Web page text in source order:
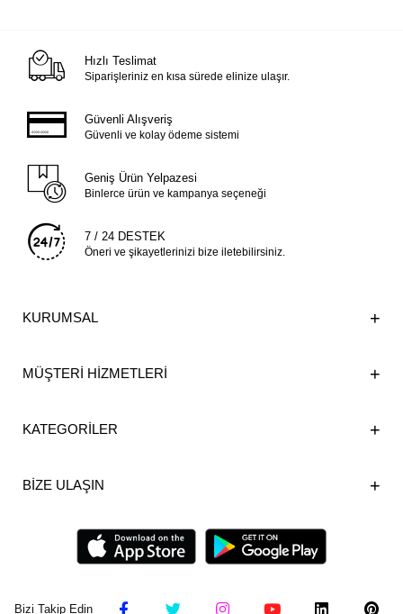
Hızlı Teslimat
Siparişleriniz en kısa sürede elinize ulaşır.
Güvenli Alışveriş
Güvenli ve kolay ödeme sistemi
Geniş Ürün Yelpazesi
Binlerce ürün ve kampanya seçeneği
7 / 24 DESTEK
Öneri ve şikayetlerinizi bize iletebilirsiniz.
KURUMSAL
MÜŞTERİ HİZMETLERİ
KATEGORİLER
BİZE ULAŞIN
Bizi Takip Edin